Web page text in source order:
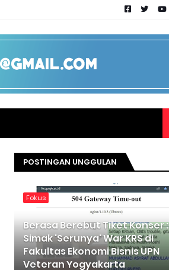
POSTINGAN UNGGULAN
Fokus
Berasa Berebut Tiket Konser :
Simak 'Serunya' War KRS di
Fakultas Ekonomi Bisnis UPN
Veteran Yogyakarta